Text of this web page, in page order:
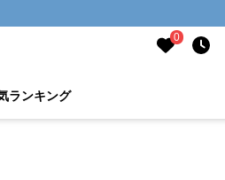
0
ランキング